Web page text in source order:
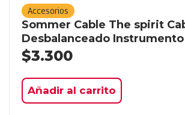
Accesorios
Sommer Cable The spirit
Desbalanceado
$3.300
Añadir al carrito